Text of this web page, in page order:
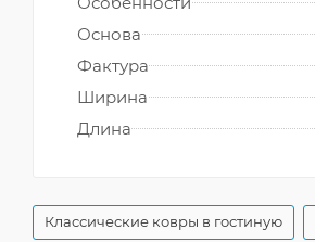
Основа
Фактура
Ширина
Длина
Классические ковры в гостиную